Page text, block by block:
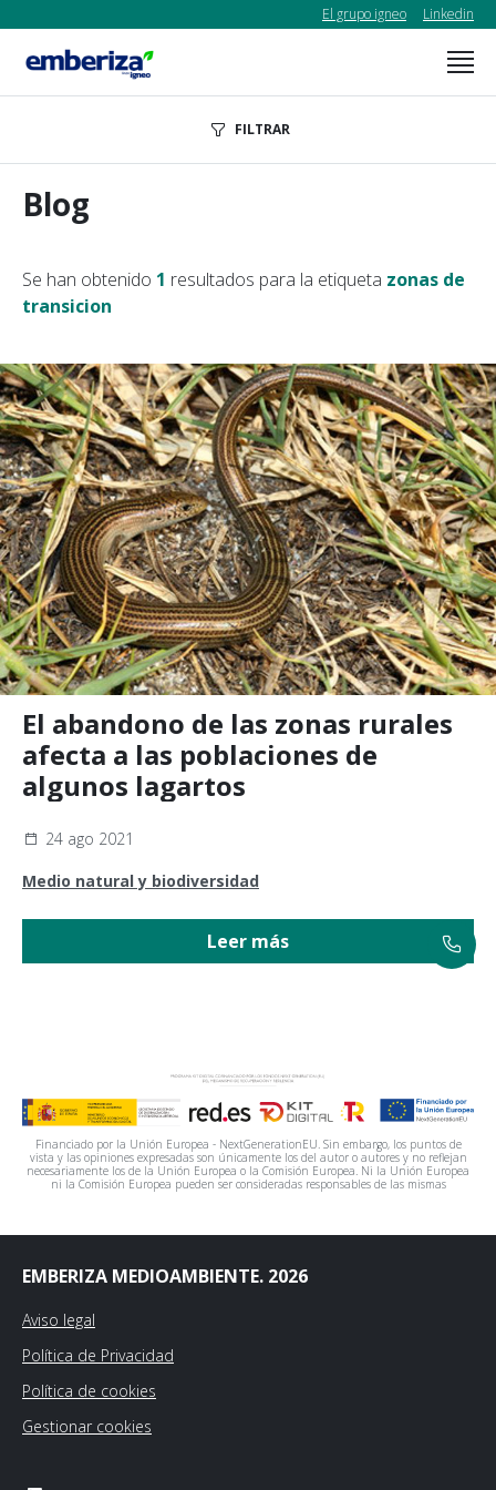
El grupo igneo Linkedin
FILTRAR
Blog
Se han obtenido 1 resultados para la etiqueta zonas de
transicion
El abandono de las zonas rurales
afecta a las poblaciones de
algunos lagartos
24 ago 2021
Medio natural y biodiversidad
Leer más
Financiado por la Unión Europea - NextGenerationEU. Sin embargo, los puntos de
vista y las opiniones expresadas son únicamente los del autor o autores y no reflejan
necesariamente los de la Unión Europea o la Comisión Europea. Ni la Unión Europea
ni la Comisión Europea pueden ser consideradas responsables de las mismas
EMBERIZA MEDIOAMBIENTE. 2026
Aviso legal
Política de Privacidad
Política de cookies
Gestionar cookies